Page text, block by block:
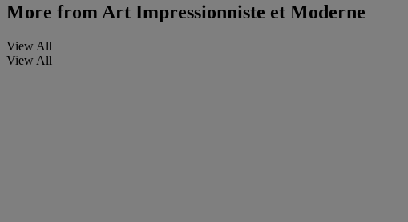
More from Art Impressionniste et Moderne
View All
View All